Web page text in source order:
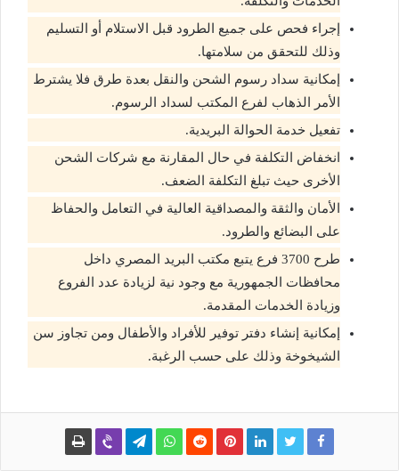
إجراء فحص على جميع الطرود قبل الاستلام أو التسليم
وذلك للتحقق من سلامتها.
إمكانية سداد رسوم الشحن والنقل بعدة طرق فلا يشترط
الأمر الذهاب لفرع المكتب لسداد الرسوم.
تفعيل خدمة الحوالة البريدية.
انخفاض التكلفة في حال المقارنة مع شركات الشحن
الأخرى حيث تبلغ التكلفة الضعف.
الأمان والثقة والمصداقية العالية في التعامل والحفاظ
على البضائع والطرود.
طرح 3700 فرع يتبع مكتب البريد المصري داخل
محافظات الجمهورية مع وجود نية لزيادة عدد الفروع
وزيادة الخدمات المقدمة.
إمكانية إنشاء دفتر توفير للأفراد والأطفال ومن تجاوز سن
الشيخوخة وذلك على حسب الرغبة.